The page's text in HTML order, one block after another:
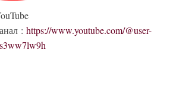
: https://www.youtube.com/@user-